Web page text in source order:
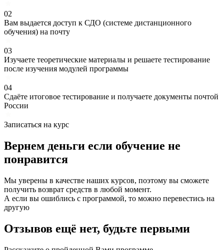
02
Вам выдается доступ к СДО (системе дистанционного
обучения) на почту
03
Изучаете теоретические материалы и решаете тестирование
после изучения модулей программы
04
Сдаёте итоговое тестирование и получаете документы почтой
России
Записаться на курс
Вернем деньги если обучение не
понравится
Мы уверены в качестве наших курсов, поэтому вы сможете
получить возврат средств в любой момент.
А если вы ошиблись с программой, то можно перевестись на
другую
Отзывов ещё нет, будьте первыми